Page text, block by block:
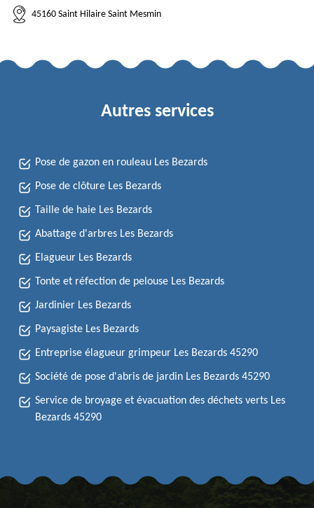
45160 Saint Hilaire Saint Mesmin
Autres services
Pose de gazon en rouleau Les Bezards
Pose de clôture Les Bezards
Taille de haie Les Bezards
Abattage d'arbres Les Bezards
Elagueur Les Bezards
Tonte et réfection de pelouse Les Bezards
Jardinier Les Bezards
Paysagiste Les Bezards
Entreprise élagueur grimpeur Les Bezards 45290
Société de pose d'abris de jardin Les Bezards 45290
Service de broyage et évacuation des déchets verts Les
Bezards 45290